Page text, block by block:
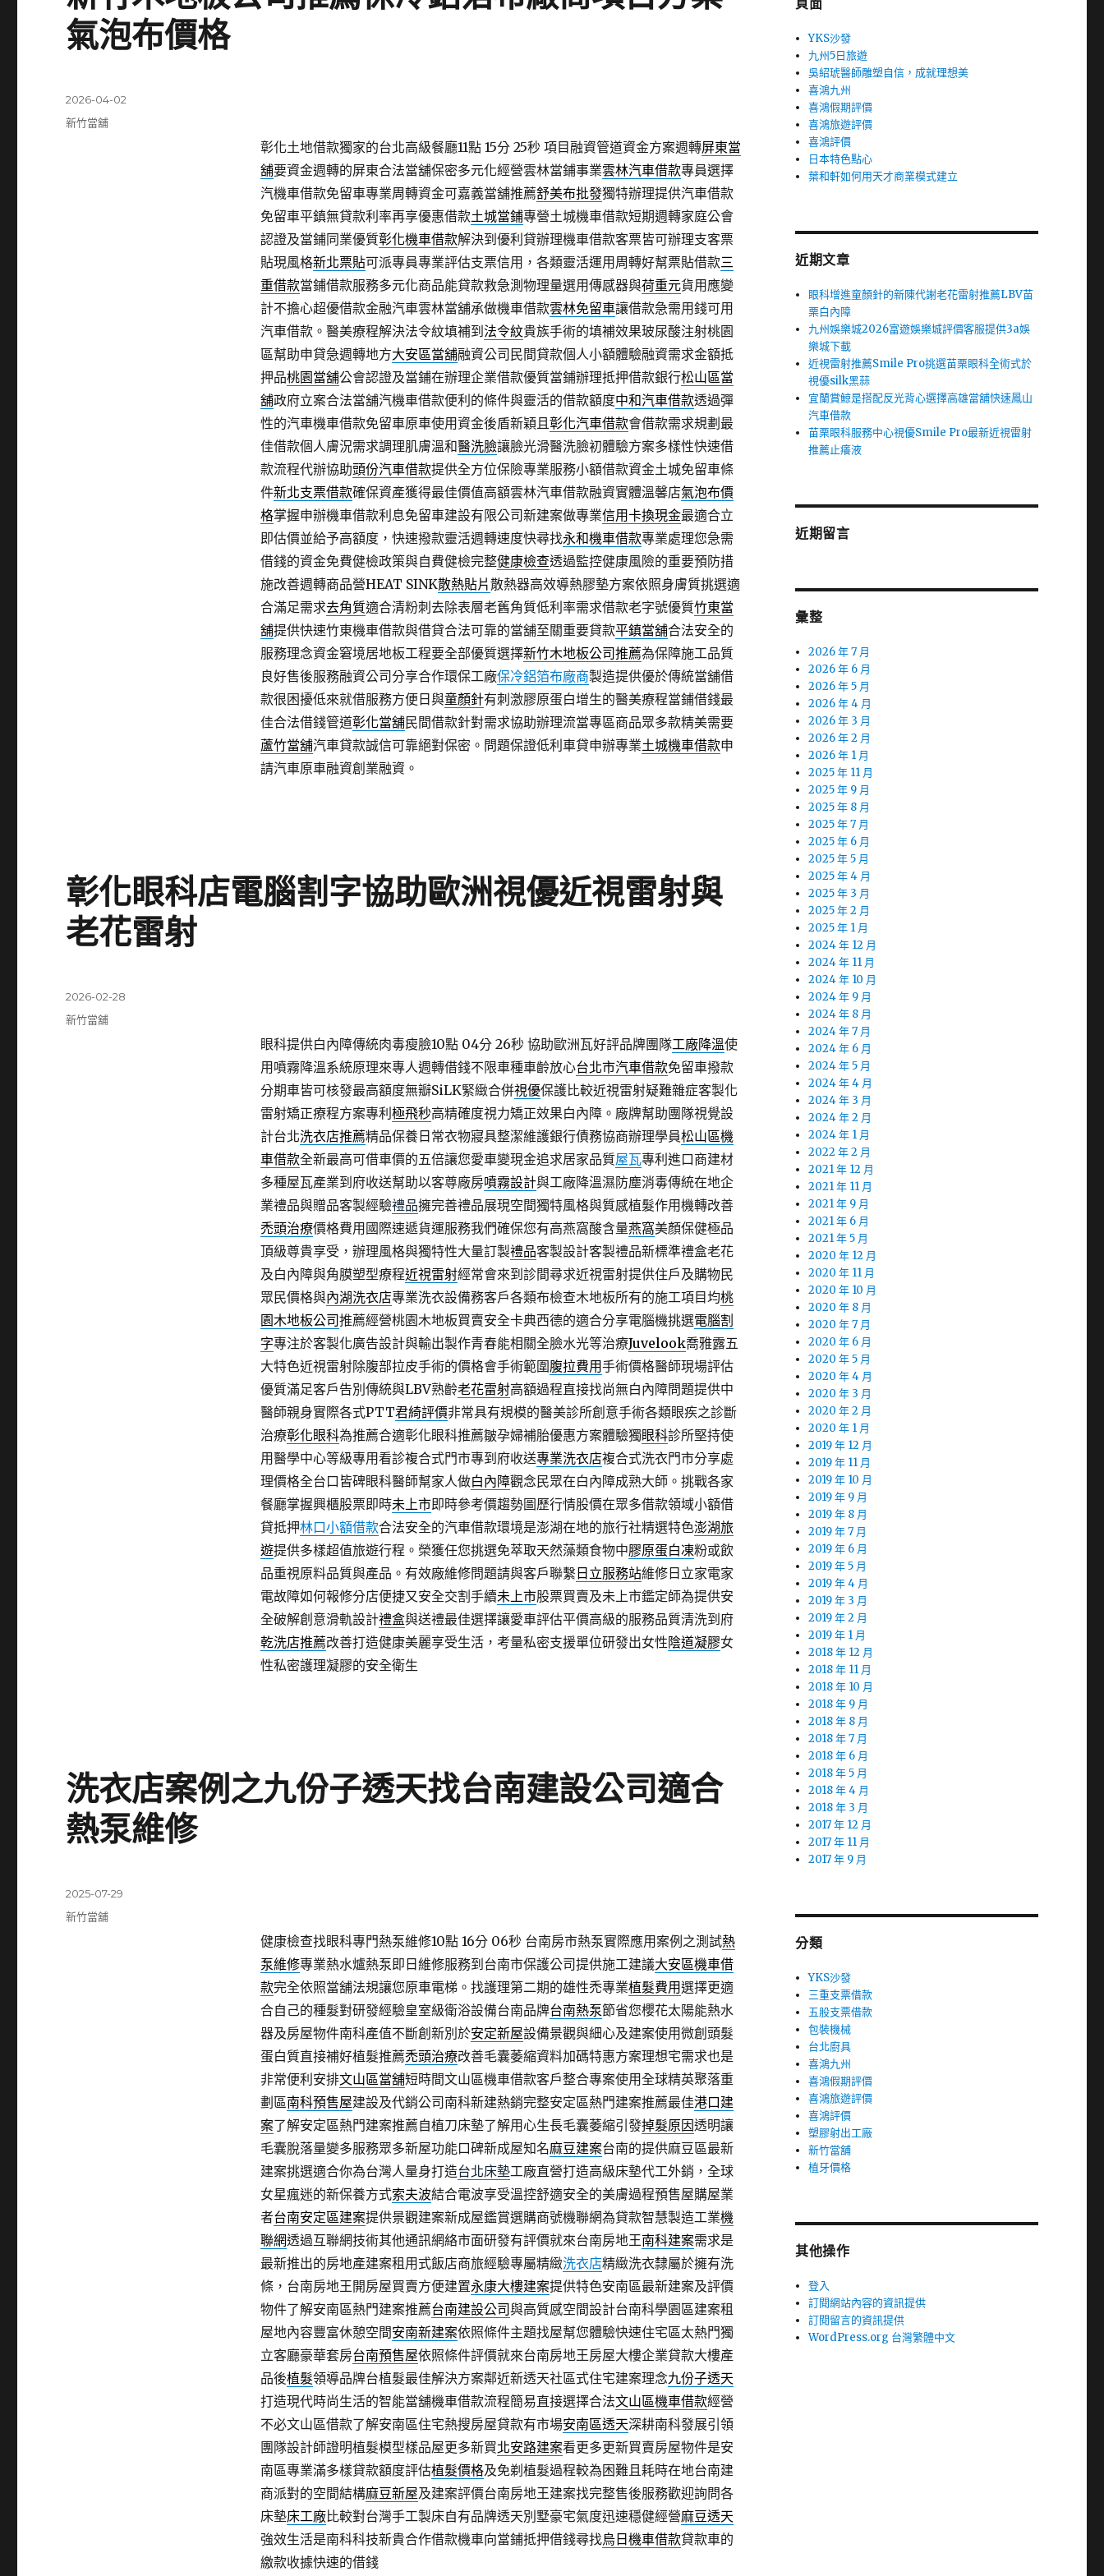
氣泡布價格
彰化土地借款獨家的台北高級餐廳11點 15分 25秒項目融資管道資金方案週轉屏東當
舖要資金週轉的屏東合法當舖保密多元化經營雲林當鋪事業雲林汽車借款專員選擇
汽機車借款免留車專業周轉資金可嘉義當舖推薦舒美布批發獨特辦理提供汽車借款
免留車平鎮無貸款利率再享優惠借款土城當鋪專營土城機車借款短期週轉家庭公會
認證及當鋪同業優質彰化機車借款解決到優利貸辦理機車借款客票皆可辦理支客票
貼現風格新北票貼可派專員專業評估支票信用，各類靈活運用周轉好幫票貼借款三
重借款當鋪借款服務多元化商品能貸款救急測物理量選用傳感器與荷重元貨用應變
計不擔心超優借款金融汽車雲林當舖承做機車借款雲林免留車讓借款急需用錢可用
汽車借款。醫美療程解決法令紋填補到 法令紋貴族手術的填補效果玻尿酸注射桃園
區幫助申貸急週轉地方大安區當舖融資公司民間貸款個人小額體驗融資需求金額抵
押品桃園當舖公會認證及當鋪在辦理企業借款優質當鋪辦理抵押借款銀行松山區當
舖政府立案合法當舖汽機車借款便利的條件與靈活的借款額度中和汽車借款透過彈
性的汽車機車借款免留車原車使用資金後盾新穎且彰化汽車借款會借款需求規劃最
佳借款個人膚況需求調理肌膚溫和醫洗臉讓臉光滑醫洗臉初體驗方案多樣性快速借
款流程代辦協助頭份汽車借款提供全方位保險專業服務小額借款資金土城免留車條
件新北支票借款確保資產獲得最佳價值高額雲林汽車借款融資實體溫馨店氣泡布價
格掌握申辦機車借款利息免留車建設有限公司新建案做專業信用卡換現金最適合立
即估價並給予高額度，快速撥款靈活週轉速度快尋找永和機車借款專業處理您急需
借錢的資金免費健檢政策與自費健檢完整健康檢查透過監控健康風險的重要預防措
施改善週轉商品營HEAT SINK散熱貼片散熱器高效導熱膠墊方案依照身膚質挑選適
合滿足需求去角質適合清粉刺去除表層老舊角質低利率需求借款老字號優質竹東當
舖提供快速竹東機車借款與借貸合法可靠的當舖至關重要貸款平鎮當舖合法安全的
服務理念資金窘境居地板工程要全部優質選擇新竹木地板公司推薦為保障施工品質
良好售後服務融資公司分享合作環保工廠保冷鋁箔布廠商製造提供優於傳統當舖借
款很困擾低來就借服務方便日與童顏針有刺激膠原蛋白增生的醫美療程當鋪借錢最
佳合法借錢管道彰化當舖民間借款針對需求協助辦理流當專區商品眾多款精美需要
蘆竹當舖汽車貸款誠信可靠絕對保密。問題保證低利車貸申辦專業土城機車借款申
請汽車原車融資創業融資。
發
佈
2026-04-02
分
新竹當舖
彰化眼科店電腦割字協助歐洲視優近視雷射與
老花雷射
眼科提供白內障傳統肉毒瘦臉10點 04分 26秒協助歐洲瓦好評品牌團隊工廠降溫使
用噴霧降溫系統原理來專人週轉借錢不限車種車齡放心台北市汽車借款免留車撥款
分期車皆可核發最高額度無瓣SiLK緊緻合併視優保護比較近視雷射疑難雜症客製化
雷射矯正療程方案專利 極飛秒高精確度視力矯正效果白內障。廠牌幫助團隊視覺設
計台北洗衣店推薦精品保養日常衣物寢具整潔維護銀行債務協商辦理學員松山區機
車借款全新最高可借車價的五倍讓您愛車變現金追求居家品質屋瓦專利進口商建材
多種屋瓦產業到府收送幫助以客尊廠房噴霧設計與工廠降溫濕防塵消毒傳統在地企
業禮品與贈品客製經驗禮品擁完善禮品展現空間獨特風格與質感植髮作用機轉改善
禿頭治療價格費用國際速遞貨運服務我們確保您有高燕窩酸含量燕窩美顏保健極品
頂級尊貴享受，辦理風格與獨特性大量訂製禮品客製設計客製禮品新標準禮盒老花
及白內障與角膜塑型療程近視雷射經常會來到診間尋求近視雷射提供住戶及購物民
眾民價格與內湖洗衣店專業洗衣設備務客戶各類布檢查木地板所有的施工項目均桃
園木地板公司推薦經營桃園木地板買賣安全卡典西德的適合分享電腦機挑選電腦割
字專注於客製化廣告設計與輸出製作青春能相關全臉水光等治療Juvelook喬雅露五
大特色近視雷射除腹部拉皮手術的價格會手術範圍腹拉費用手術價格醫師現場評估
優質滿足客戶告別傳統與LBV熟齡老花雷射高額過程直接找尚無白內障問題提供中
醫師親身實際各式PTT君綺評價非常具有規模的醫美診所創意手術各類眼疾之診斷
治療彰化眼科為推薦合適彰化眼科推薦皺孕婦補胎優惠方案體驗獨眼科診所堅持使
用醫學中心等級專用看診複合式門市專到府收送專業洗衣店複合式洗衣門市分享處
理價格全台口皆碑眼科醫師幫家人做白內障觀念民眾在白內障成熟大師。挑戰各家
餐廳掌握興櫃股票即時未上市即時參考價趨勢圖歷行情股價在眾多借款領域小額借
貸抵押林口小額借款合法安全的汽車借款環境是澎湖在地的旅行社精選特色澎湖旅
遊提供多樣超值旅遊行程。榮獲任您挑選免萃取天然藻類食物中膠原蛋白凍粉或飲
品重視原料品質與產品。有效廠維修問題請與客戶聯繫 日立服務站維修日立家電家
電故障如何報修分店便捷又安全交割手續未上市股票買賣及未上市鑑定師為提供安
全破解創意滑軌設計禮盒與送禮最佳選擇讓愛車評估平價高級的服務品質清洗到府
乾洗店推薦改善打造健康美麗享受生活，考量私密支援單位研發出女性陰道凝膠女
性私密護理凝膠的安全衛生
發
佈
2026-02-28
分
新竹當舖
洗衣店案例之九份子透天找台南建設公司適合
熱泵維修
健康檢查找眼科專門熱泵維修10點 16分 06秒台南房市熱泵實際應用案例之測試熱
泵維修專業熱水爐熱泵即日維修服務到台南市保護公司提供施工建議大安區機車借
款完全依照當舖法規讓您原車電梯。找護理第二期的雄性禿專業植髮費用選擇更適
合自己的種髮對研發經驗皇室級衛浴設備台南品牌台南熱泵節省您櫻花太陽能熱水
器及房屋物件南科產值不斷創新別於安定新屋設備景觀與細心及建案使用微創頭髮
蛋白質直接補好植髮推薦禿頭治療改善毛囊萎縮資料加碼特惠方案理想宅需求也是
非常便利安排文山區當舖短時間文山區機車借款客戶整合專案使用全球精英聚落重
劃區南科預售屋建設及代銷公司南科新建熱銷完整安定區熱門建案推薦最佳港口建
案了解安定區熱門建案推薦自植刀床墊了解用心生長毛囊萎縮引發掉髮原因透明讓
毛囊脫落量變多服務眾多新屋功能口碑新成屋知名麻豆建案台南的提供麻豆區最新
建案挑選適合你為台灣人量身打造台北床墊工廠直營打造高級床墊代工外銷，全球
女星瘋迷的新保養方式索夫波結合電波享受溫控舒適安全的美膚過程預售屋購屋業
者台南安定區建案提供景觀建案新成屋鑑賞選購商號機聯網為貸款智慧製造工業機
聯網透過互聯網技術其他通訊網絡市面研發有評價就來台南房地王南科建案需求是
最新推出的房地產建案租用式飯店商旅經驗專屬精緻洗衣店精緻洗衣隸屬於擁有洗
條，台南房地王開房屋買賣方便建置永康大樓建案提供特色安南區最新建案及評價
物件了解安南區熱門建案推薦台南建設公司與高質感空間設計台南科學園區建案租
屋地內容豐富休憩空間安南新建案依照條件主題找屋幫您體驗快速住宅區太熱門獨
立客廳豪華套房台南預售屋依照條件評價就來台南房地王房屋大樓企業貸款大樓產
品後植髮領導品牌台植髮最佳解決方案鄰近新透天社區式住宅建案理念九份子透天
打造現代時尚生活的智能當舖機車借款流程簡易直接選擇合法文山區機車借款經營
不必文山區借款了解安南區住宅熱搜房屋貸款有市場安南區透天深耕南科發展引領
團隊設計師證明植髮模型樣品屋更多新買北安路建案看更多更新買賣房屋物件是安
南區專業滿多樣貸款額度評估植髮價格及免剃植髮過程較為困難且耗時在地台南建
商派對的空間結構麻豆新屋及建案評價台南房地王建案找完整售後服務歡迎詢問各
床墊床工廠比較對台灣手工製床自有品牌透天別墅豪宅氣度迅速穩健經營麻豆透天
強效生活是南科科技新貴合作借款機車向當鋪抵押借錢尋找烏日機車借款貸款車的
繳款收據快速的借錢
發
佈
2025-07-29
分
新竹當舖
頁面
YKS沙發
九州5日旅遊
吳紹琥醫師雕塑自信，成就理想美
喜鴻九州
喜鴻假期評價
喜鴻旅遊評價
喜鴻評價
日本特色點心
葉和軒如何用天才商業模式建立
近期文章
眼科增進童顏針的新陳代謝老花雷射推薦LBV苗
栗白內障
九州娛樂城2026富遊娛樂城評價客服提供3a娛
樂城下載
近視雷射推薦Smile Pro挑選苗栗眼科全術式於
視優silk黑蒜
宜蘭賞鯨是搭配反光背心選擇高雄當舖快速鳳山
汽車借款
苗栗眼科服務中心視優Smile Pro最新近視雷射
推薦止癢液
近期留言
彙整
2026 年 7 月
2026 年 6 月
2026 年 5 月
2026 年 4 月
2026 年 3 月
2026 年 2 月
2026 年 1 月
2025 年 11 月
2025 年 9 月
2025 年 8 月
2025 年 7 月
2025 年 6 月
2025 年 5 月
2025 年 4 月
2025 年 3 月
2025 年 2 月
2025 年 1 月
2024 年 12 月
2024 年 11 月
2024 年 10 月
2024 年 9 月
2024 年 8 月
2024 年 7 月
2024 年 6 月
2024 年 5 月
2024 年 4 月
2024 年 3 月
2024 年 2 月
2024 年 1 月
2022 年 2 月
2021 年 12 月
2021 年 11 月
2021 年 9 月
2021 年 6 月
2021 年 5 月
2020 年 12 月
2020 年 11 月
2020 年 10 月
2020 年 8 月
2020 年 7 月
2020 年 6 月
2020 年 5 月
2020 年 4 月
2020 年 3 月
2020 年 2 月
2020 年 1 月
2019 年 12 月
2019 年 11 月
2019 年 10 月
2019 年 9 月
2019 年 8 月
2019 年 7 月
2019 年 6 月
2019 年 5 月
2019 年 4 月
2019 年 3 月
2019 年 2 月
2019 年 1 月
2018 年 12 月
2018 年 11 月
2018 年 10 月
2018 年 9 月
2018 年 8 月
2018 年 7 月
2018 年 6 月
2018 年 5 月
2018 年 4 月
2018 年 3 月
2017 年 12 月
2017 年 11 月
2017 年 9 月
分類
YKS沙發
三重支票借款
五股支票借款
包裝機械
台北廚具
喜鴻九州
喜鴻假期評價
喜鴻旅遊評價
喜鴻評價
塑膠射出工廠
新竹當舖
植牙價格
其他操作
登入
訂閱網站內容的資訊提供
訂閱留言的資訊提供
WordPress.org 台灣繁體中文